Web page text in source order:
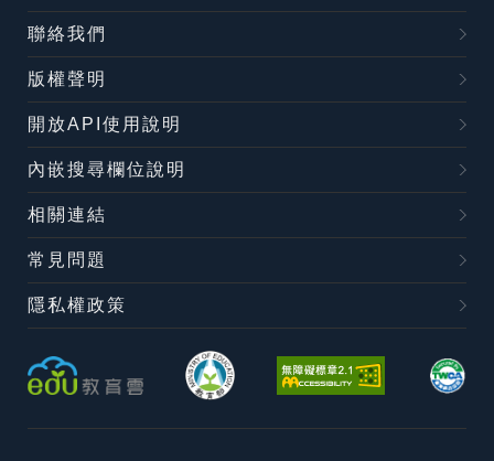
聯絡我們
版權聲明
開放API使用說明
內嵌搜尋欄位說明
相關連結
常見問題
隱私權政策